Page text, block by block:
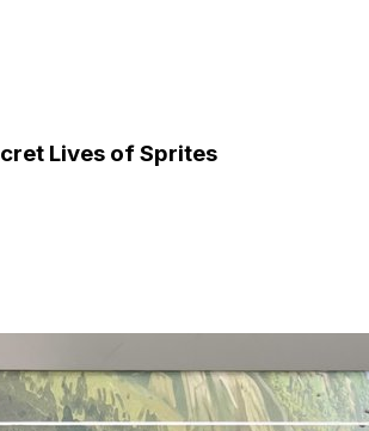
Lives of Sprites